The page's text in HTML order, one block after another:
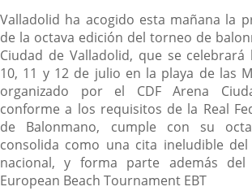
Descripción
Valladolid ha acogido esta mañana la
de la octava edición del torneo de
Ciudad de Valladolid, que se
10, 11 y 12 de julio en la playa de las
organizado por el CDF Arena
conforme a los requisitos de la Real
de Balonmano, cumple con su
consolida como una cita ineludible
nacional, y forma parte además del
European Beach Tournament EBT